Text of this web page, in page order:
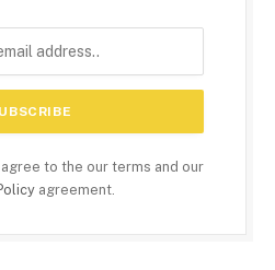
to the our terms and our
agreement.